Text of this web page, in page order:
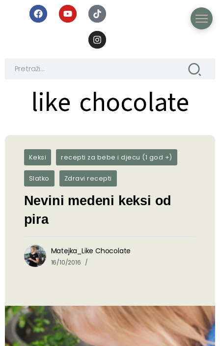
like chocolate
like chocolate
Keksi recepti za bebe i djecu (1 god +)
Slatko Zdravi recepti
Nevini medeni keksi od
pira
Matejka_Like Chocolate
16/10/2016